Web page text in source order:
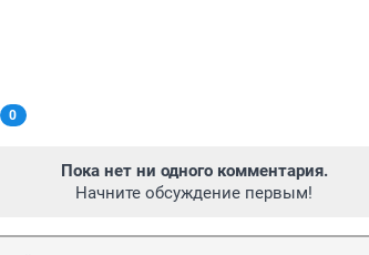
0
Пока нет ни одного комментария.
Начните обсуждение первым!